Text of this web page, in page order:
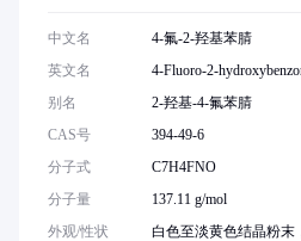
中文名
4-氟-2-羟基苯腈
英文名
4-Fluoro-2-
别名
2-羟基-4-氟苯腈
CAS号
394-49-6
分子式
C7H4FNO
分子量
137.11 g/mol
外观/性状
白色至淡黄色结晶粉末